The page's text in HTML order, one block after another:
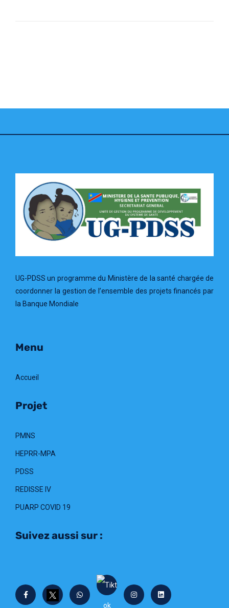
UG-PDSS un programme du Ministère de la santé chargée de
coordonner la gestion de l’ensemble des projets financés par
la Banque Mondiale
Menu
Accueil
Projet
PMNS
HEPRR-MPA
PDSS
REDISSE IV
PUARP COVID 19
Suivez aussi sur :